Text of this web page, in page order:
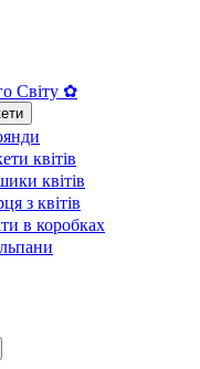
Світу ✿
квітів
квітів
з квітів
в коробках